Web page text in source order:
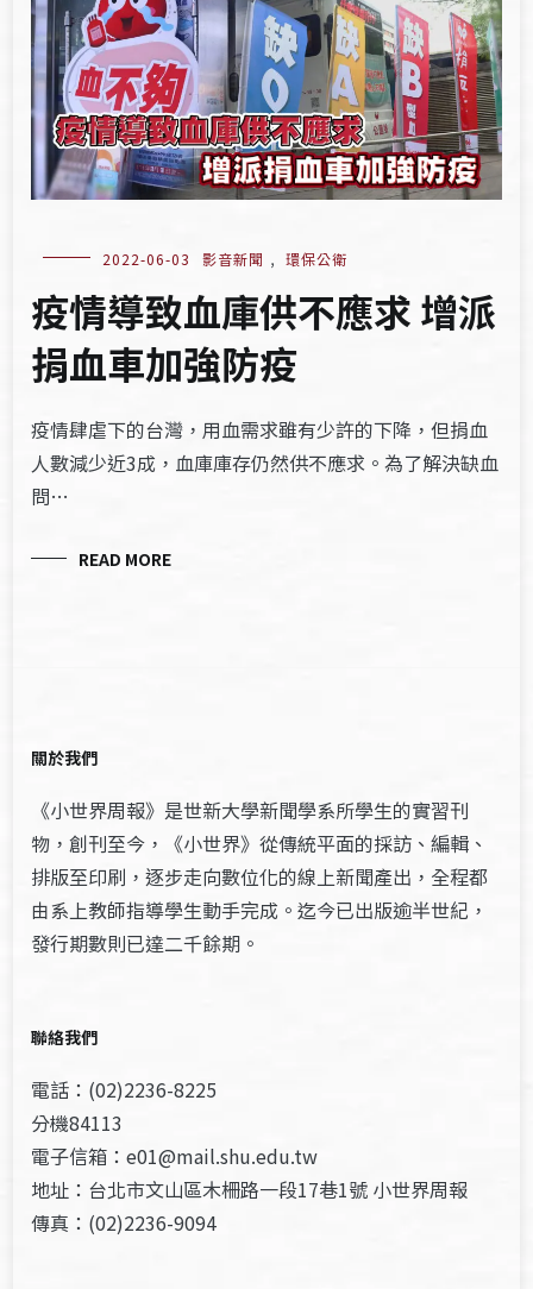
2022-06-03 影音新聞 , 環保公衛
疫情導致血庫供不應求 增派
捐血車加強防疫
疫情肆虐下的台灣，用血需求雖有少許的下降，但捐血
人數減少近3成，血庫庫存仍然供不應求。為了解決缺血
問…
READ MORE
關於我們
《小世界周報》是世新大學新聞學系所學生的實習刊
物，創刊至今，《小世界》從傳統平面的採訪、編輯、
排版至印刷，逐步走向數位化的線上新聞產出，全程都
由系上教師指導學生動手完成。迄今已出版逾半世紀，
發行期數則已達二千餘期。
聯絡我們
電話：(02)2236-8225
分機84113
電子信箱：e01@mail.shu.edu.tw
地址：台北市文山區木柵路一段17巷1號 小世界周報
傳真：(02)2236-9094